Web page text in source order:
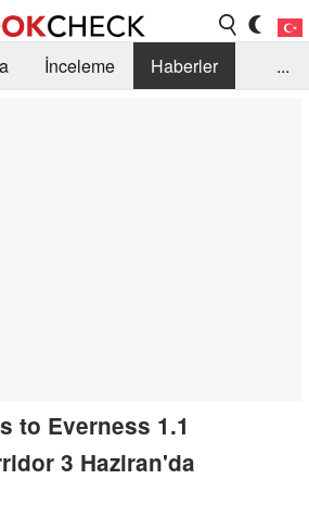
İnceleme
Haberler
...
to Everness 1.1
3 Haziran'da